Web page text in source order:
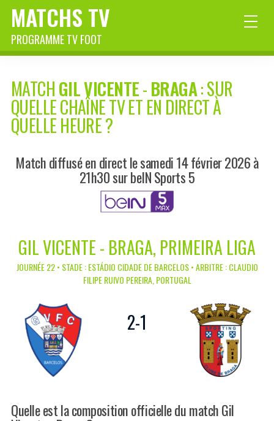
MATCHS TV
PROGRAMME TV FOOT
MATCHGIL VICENTE-BRAGA: SUR
QUELLE CHAÎNE TV ET EN DIRECT À
QUELLE HEURE ?
Match diffusé en direct le samedi 14 février 2026 à
21h30 sur beIN Sports 5
GIL VICENTE - BRAGA, PRIMEIRA LIGA
JOURNÉE 22 • STADE : ESTÁDIO CIDADE DE BARCELOS • ARBITRE : CLAUDIO
FILIPE RUIVO PEREIRA, PORTUGAL
2-1
Quelle est la composition officielle du match Gil